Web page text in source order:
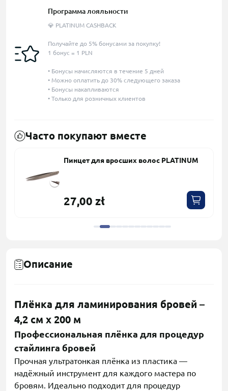
Программа лояльности
💎 PLATINUM CASHBACK
Получайте до 5% бонусами за покупку!
1 бонус = 1 PLN
• Бонусы начисляются в течение 5 дней
• Можно оплатить до 30% следующего заказа
• Бонусы накапливаются
• Только для розничных клиентов
Часто покупают вместе
Пинцет для вросших волос PLATINUM
27,00 zł
Описание
Плёнка для ламинирования бровей –
4,2 см x 200 м
Профессиональная плёнка для процедур
стайлинга бровей
Прочная ультратонкая плёнка из пластика —
надёжный инструмент для каждого мастера по
бровям. Идеально подходит для процедур